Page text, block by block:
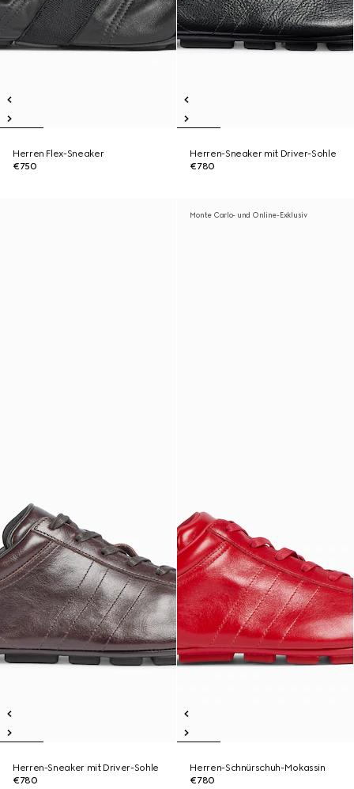
Herren Flex-Sneaker
€750
Herren-Sneaker mit Driver-Sohle
€780
Herren-Sneaker mit Driver-Sohle
€780
Monte Carlo- und Online-Exklusiv
Herren-Schnürschuh-Mokassin
€780